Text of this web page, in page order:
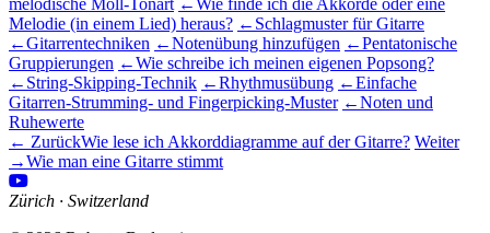
Melodie (in einem Lied) heraus? ← Schlagmuster für Gitarre
←Gitarrentechniken ←Notenübung hinzufügen ←Pentatonische
Gruppierungen ←Wie schreibe ich meinen eigenen Popsong?
← String-Skipping-Technik ←Rhythmusübung ←Einfache
Gitarren-Strumming- und Fingerpicking-Muster ←Noten und
Ruhewerte
← ZurückWie lese ich Akkorddiagramme auf der Gitarre? Weiter
→Wie man eine Gitarre stimmt
Zürich · Switzerland